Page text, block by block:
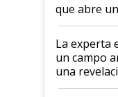
que abre
el lote
La experta
un campo
una